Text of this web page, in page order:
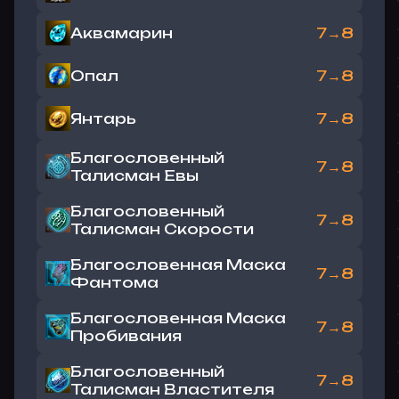
Аквамарин 7→8
Опал 7→8
Янтарь 7→8
Благословенный
Талисман Евы
7→8
Благословенный
Талисман Скорости
7→8
Благословенная Маска
Фантома
7→8
Благословенная Маска
Пробивания
7→8
Благословенный
Талисман Властителя
7→8